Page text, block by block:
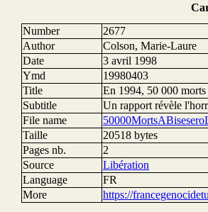
Number
2677
Author
Colson, Marie-Laure
Date
3 avril 1998
Ymd
19980403
Title
En 1994, 50 000 morts
Subtitle
Un rapport révèle
File name
Taille
20518 bytes
Pages nb.
2
Source
Libération
Language
FR
More
https://